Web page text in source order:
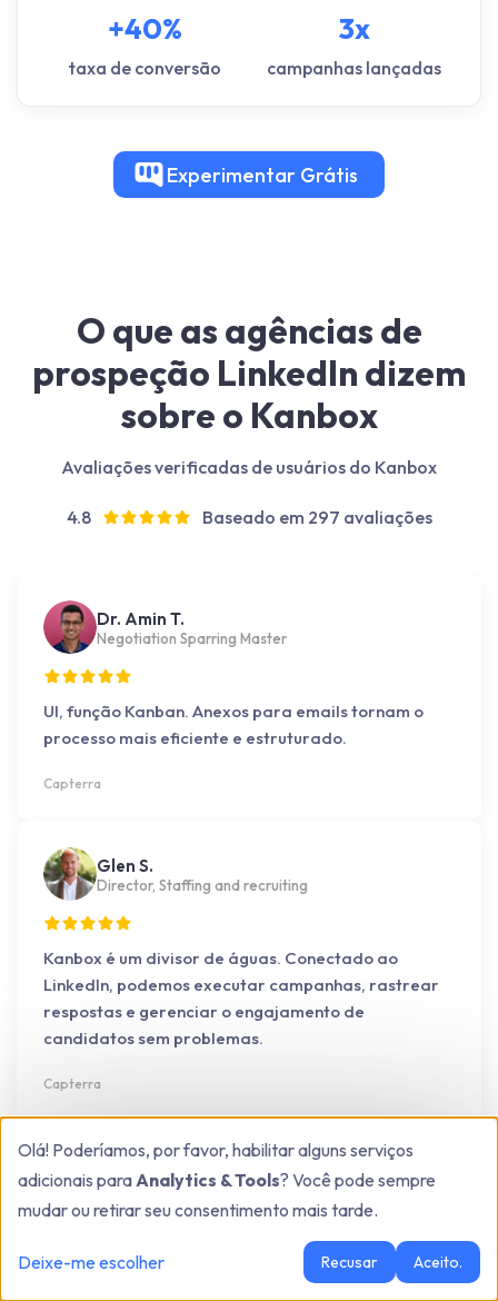
+40%
taxa de conversão
3x
campanhas lançadas
Experimentar Grátis
O que as agências de
prospeção LinkedIn dizem
sobre o Kanbox
Avaliações verificadas de usuários do Kanbox
4.8 Baseado em 297 avaliações
Dr. Amin T.
Negotiation Sparring Master
UI, função Kanban. Anexos para emails tornam o
processo mais eficiente e estruturado.
Capterra
Glen S.
Director, Staffing and recruiting
Kanbox é um divisor de águas. Conectado ao
LinkedIn, podemos executar campanhas, rastrear
respostas e gerenciar o engajamento de
candidatos sem problemas.
Capterra
Karie H.
Marketing consultant
Interface limpa, e a função de pipeline é diferente
Olá! Poderíamos, por favor, habilitar alguns serviços
adicionais paraAnalytics & Tools? Você pode sempre
mudar ou retirar seu consentimento mais tarde.
Deixe-me escolher Recusar Aceito.